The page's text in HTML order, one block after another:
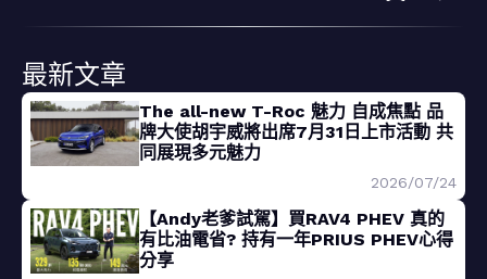
最新文章
The all-new T-Roc 魅力 自成焦點 品
牌大使胡宇威將出席7月31日上市活動 共
同展現多元魅力
2026/07/24
【Andy老爹試駕】買RAV4 PHEV 真的
有比油電省? 持有一年PRIUS PHEV心得
分享